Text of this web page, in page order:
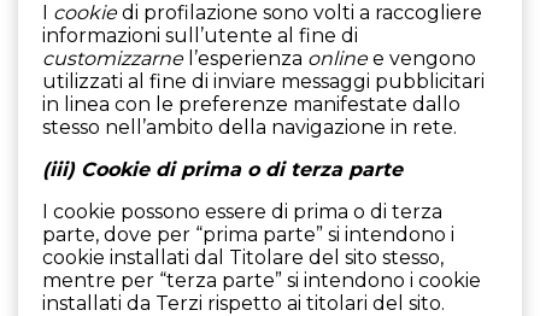
I cookiedi profilazione sono volti a raccogliere
informazioni sull’utente al fine di
customizzarnel’esperienza onlinee vengono
utilizzati al fine di inviare messaggi pubblicitari
in linea con le preferenze manifestate dallo
stesso nell’ambito della navigazione in rete.
(iii) Cookie di prima o di terza parte
I cookie possono essere di prima o di terza
parte, dove per “prima parte” si intendono i
cookie installati dal Titolare del sito stesso,
mentre per “terza parte” si intendono i cookie
installati da Terzi rispetto ai titolari del sito.